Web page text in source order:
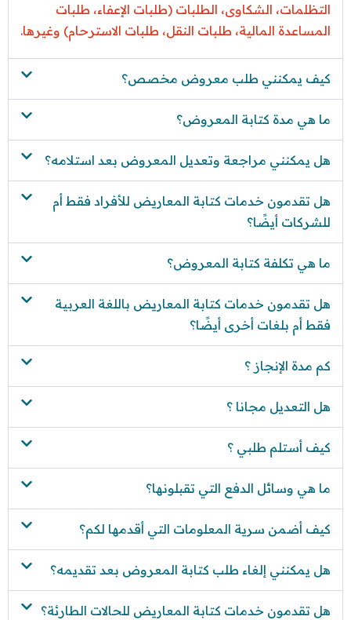
التظلمات، الشكاوى، الطلبات (طلبات الإعفاء، طلبات
المساعدة المالية، طلبات النقل، طلبات الاسترحام) وغيرها.
كيف يمكنني طلب معروض مخصص؟
ما هي مدة كتابة المعروض؟
هل يمكنني مراجعة وتعديل المعروض بعد استلامه؟
هل تقدمون خدمات كتابة المعاريض للأفراد فقط أم
للشركات أيضًا؟
ما هي تكلفة كتابة المعروض؟
هل تقدمون خدمات كتابة المعاريض باللغة العربية
فقط أم بلغات أخرى أيضًا؟
كم مدة الإنجاز ؟
هل التعديل مجانا ؟
كيف أستلم طلبي ؟
ما هي وسائل الدفع التي تقبلونها؟
كيف أضمن سرية المعلومات التي أقدمها لكم؟
هل يمكنني إلغاء طلب كتابة المعروض بعد تقديمه؟
هل تقدمون خدمات كتابة المعاريض للحالات الطارئة؟